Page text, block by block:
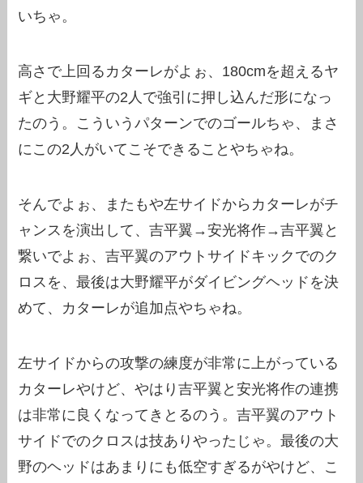
いちゃ。
高さで上回るカターレがよぉ、180cmを超えるヤ
ギと大野耀平の2人で強引に押し込んだ形になっ
たのう。こういうパターンでのゴールちゃ、まさ
にこの2人がいてこそできることやちゃね。
そんでよぉ、またもや左サイドからカターレがチ
ャンスを演出して、吉平翼→安光将作→吉平翼と
繋いでよぉ、吉平翼のアウトサイドキックでのク
ロスを、最後は大野耀平がダイビングヘッドを決
めて、カターレが追加点やちゃね。
左サイドからの攻撃の練度が非常に上がっている
カターレやけど、やはり吉平翼と安光将作の連携
は非常に良くなってきとるのう。吉平翼のアウト
サイドでのクロスは技ありやったじゃ。最後の大
野のヘッドはあまりにも低空すぎるがやけど、こ